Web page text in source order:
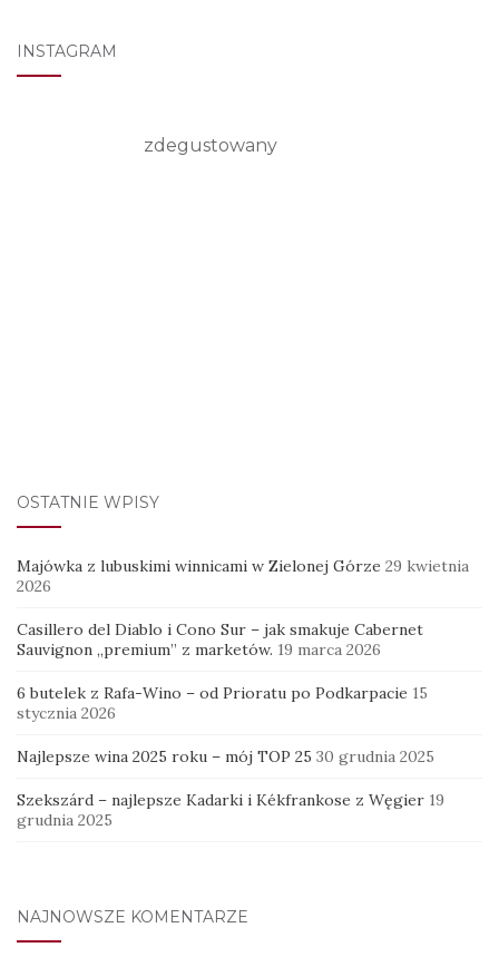
INSTAGRAM
zdegustowany
OSTATNIE WPISY
Majówka z lubuskimi winnicami w Zielonej Górze 29 kwietnia
2026
Casillero del Diablo i Cono Sur – jak smakuje Cabernet
Sauvignon „premium” z marketów. 19 marca 2026
6 butelek z Rafa-Wino – od Prioratu po Podkarpacie 15
stycznia 2026
Najlepsze wina 2025 roku – mój TOP 25 30 grudnia 2025
Szekszárd – najlepsze Kadarki i Kékfrankose z Węgier 19
grudnia 2025
NAJNOWSZE KOMENTARZE